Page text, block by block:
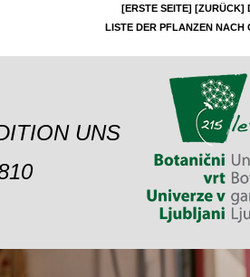
[ERSTE SEITE] [ZURÜCK]
LISTE DER PFLANZEN NACH
UNS